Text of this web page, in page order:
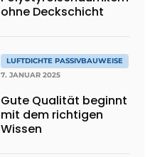
ohne Deckschicht
LUFTDICHTE PASSIVBAUWEISE
7. JANUAR 2025
Gute Qualität beginnt
mit dem richtigen
Wissen